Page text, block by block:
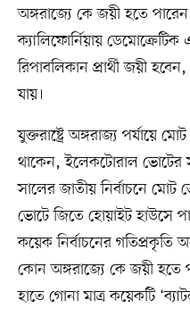
অঙ্গরাজ্যে কে জয়ী হতে
ক্যালিফোর্নিয়ায় ডেমোক্রেটিক
রিপাবলিকান প্রার্থী জয়ী
যায়।
যুক্তরাষ্ট্রে অঙ্গরাজ্য পর্যায়ে
থাকেন, ইলেকটোরাল ভোটের
সালের জাতীয় নির্বাচনে
ভোটে জিতে হোয়াইট হাউসে
কয়েক নির্বাচনের
কোন অঙ্গরাজ্যে কে জয়ী হতে
হাতে গোনা মাত্র কয়েকটি